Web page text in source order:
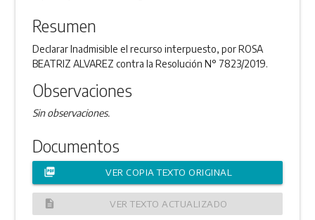
Resumen
Declarar Inadmisible el recurso interpuesto, por ROSA
BEATRIZ ALVAREZ contra la Resolución N° 7823/2019.
Observaciones
Sin observaciones.
Documentos
picture_as_pdf VER COPIA TEXTO ORIGINAL
description VER TEXTO ACTUALIZADO